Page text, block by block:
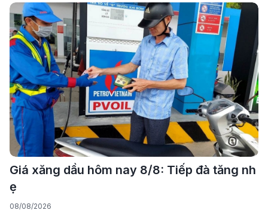
Giá xăng dầu hôm nay 8/8: Tiếp đà tăng nh
ẹ
08/08/2026